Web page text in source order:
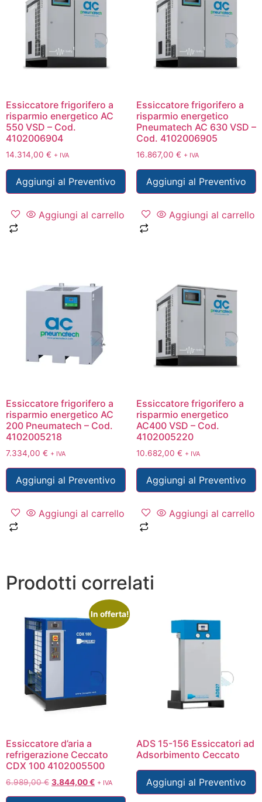
Essiccatore frigorifero a
risparmio energetico AC
550 VSD – Cod.
4102006904
14.314,00 € + IVA
Aggiungi al Preventivo
Aggiungi al carrello
Essiccatore frigorifero a
risparmio energetico
Pneumatech AC 630 VSD –
Cod. 4102006905
16.867,00 € + IVA
Aggiungi al Preventivo
Aggiungi al carrello
Essiccatore frigorifero a
risparmio energetico AC
200 Pneumatech – Cod.
4102005218
7.334,00 € + IVA
Aggiungi al Preventivo
Aggiungi al carrello
Essiccatore frigorifero a
risparmio energetico
AC400 VSD – Cod.
4102005220
10.682,00 € + IVA
Aggiungi al Preventivo
Aggiungi al carrello
Prodotti correlati
In offerta!
Essiccatore d’aria a
refrigerazione Ceccato
CDX 100 4102005500
6.989,00€ 3.844,00€ + IVA
ADS 15-156 Essiccatori ad
Adsorbimento Ceccato
Aggiungi al Preventivo